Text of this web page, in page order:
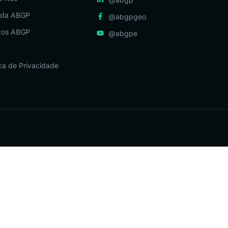
ABGP
ABGP
de Privacidade
@abgpgeo
@abgpe